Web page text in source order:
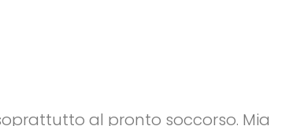
al pronto soccorso. Mia